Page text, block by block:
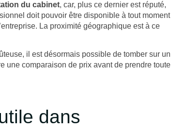
du cabinet, car, plus ce dernier est réputé,
doit pouvoir être disponible à tout moment
La proximité géographique est à ce
il est désormais possible de tomber sur un
une comparaison de prix avant de prendre toute
dans